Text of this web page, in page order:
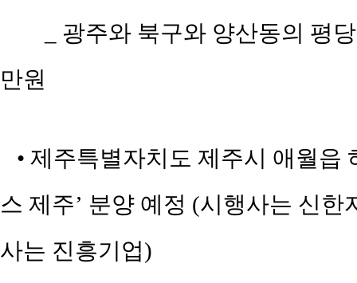
_ 광주와 북구와 양산동의 평
만원
• 제주특별자치도 제주시 애월읍
스 제주’ 분양 예정 (시행사는 신
사는 진흥기업)